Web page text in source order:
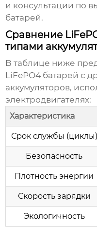
и консультации по
батарей.
Сравнение
типами
В таблице ниже
LiFePO4 батарей с
аккумуляторов,
электродвигателях:
Характеристика
Срок службы (циклы)
Безопасность
Плотность энергии
Скорость зарядки
Экологичность